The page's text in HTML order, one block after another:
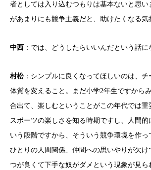
者としては入り込むつもりは基本ないと思い
があまりにも競争主義だと、助けたくなる気
中西 ：では、どうしたらいいんだという話に
村松：シンプルに良くなってほしいのは、
体質を変えること。まだ小学2年生ですから
合出て、楽しむということがこの年代では重
スポーツの楽しさを知る時期ですし、人間的
いう段階ですから、そういう競争環境を作っ
ひとりの人間関係、仲間への思いやりが欠
つが良くて下手な奴がダメという現象が見ら